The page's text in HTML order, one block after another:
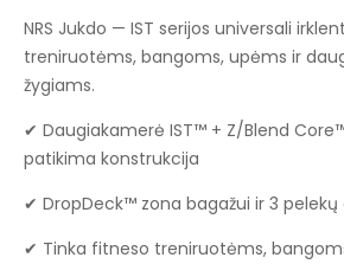
NRS Jukdo — IST serijos universali
treniruotėms, bangoms, upėms ir
žygiams.
✔ Daugiakamerė IST™ + Z/Blend
patikima konstrukcija
✔ DropDeck™ zona bagažui ir 3 pelekų
✔ Tinka fitneso treniruotėms,